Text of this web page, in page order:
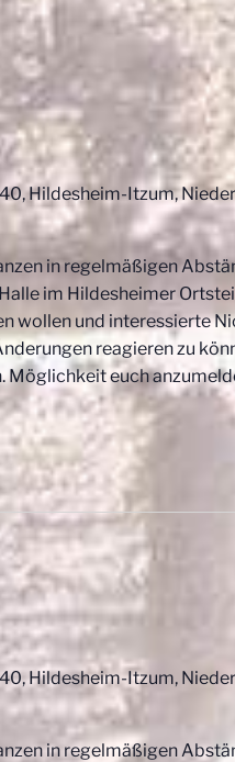
Hildesheim-Itzum,
in regelmäßigen
im Hildesheimer
wollen und interessierte
reagieren zu
Möglichkeit euch
Hildesheim-Itzum,
in regelmäßigen